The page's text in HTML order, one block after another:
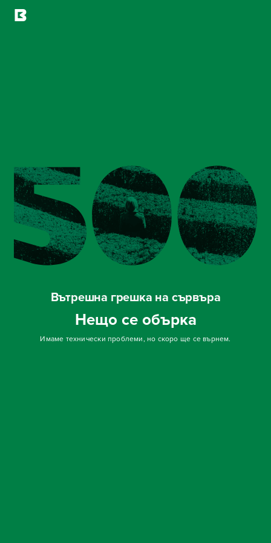
Вътрешна грешка на сървъра
Нещо се обърка
Имаме технически проблеми, но скоро ще се върнем.